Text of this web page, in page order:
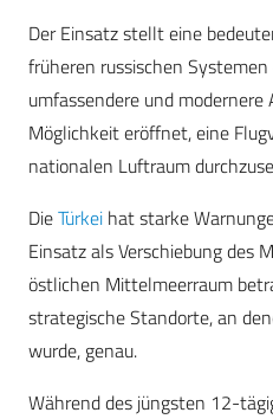
Der Einsatz stellt eine
früheren russischen
umfassendere und
Möglichkeit eröffnet, eine
nationalen Luftraum
DieTürkei hat starke
Einsatz als Verschiebung des
östlichen Mittelmeerraum
strategische Standorte, an
wurde, genau.
Während des jüngsten 12-